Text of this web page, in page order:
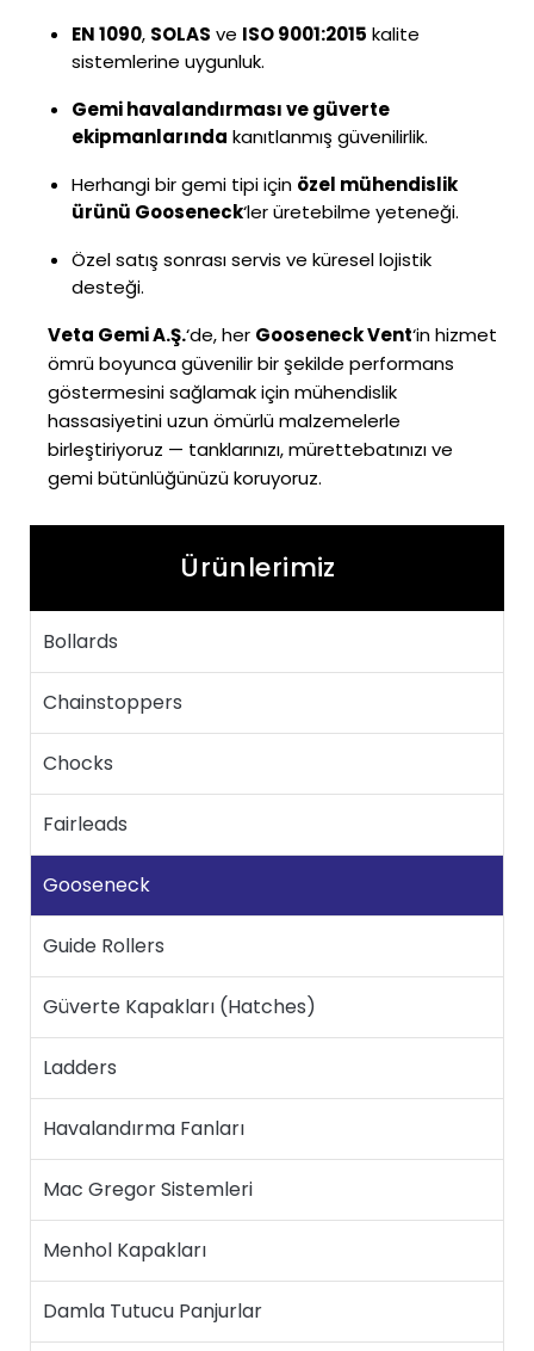
Ürünlerimiz
Bollards
Chainstoppers
Chocks
Fairleads
Gooseneck
Guide Rollers
Güverte Kapakları (Hatches)
Ladders
Havalandırma Fanları
Mac Gregor Sistemleri
Menhol Kapakları
Damla Tutucu Panjurlar
EN 1090, SOLAS ve ISO 9001:2015 kalite
sistemlerine uygunluk.
Gemi havalandırması ve güverte
ekipmanlarında kanıtlanmış güvenilirlik.
Herhangi bir gemi tipi için özel mühendislik
ürünü Gooseneck‘ler üretebilme yeteneği.
Özel satış sonrası servis ve küresel lojistik
desteği.
Veta Gemi A.Ş.‘de, her Gooseneck Vent‘in hizmet
ömrü boyunca güvenilir bir şekilde performans
göstermesini sağlamak için mühendislik
hassasiyetini uzun ömürlü malzemelerle
birleştiriyoruz — tanklarınızı, mürettebatınızı ve
gemi bütünlüğünüzü koruyoruz.